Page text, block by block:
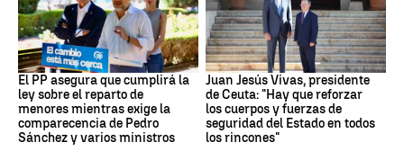
Crisis migratoria
El PP asegura que cumplirá la
ley sobre el reparto de
menores mientras exige la
comparecencia de Pedro
Sánchez y varios ministros
Crisis migratoria
Juan Jesús Vivas, presidente
de Ceuta: "Hay que reforzar
los cuerpos y fuerzas de
seguridad del Estado en todos
los rincones"